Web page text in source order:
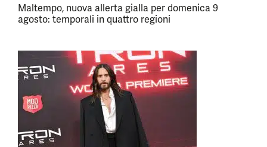
Maltempo, nuova allerta gialla per domenica 9
agosto: temporali in quattro regioni